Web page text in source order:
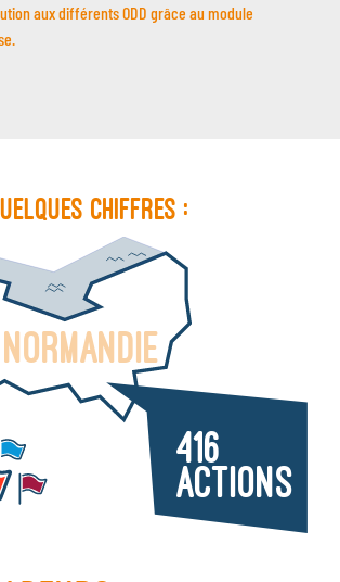
aux différents ODD grâce au module
chiffres :